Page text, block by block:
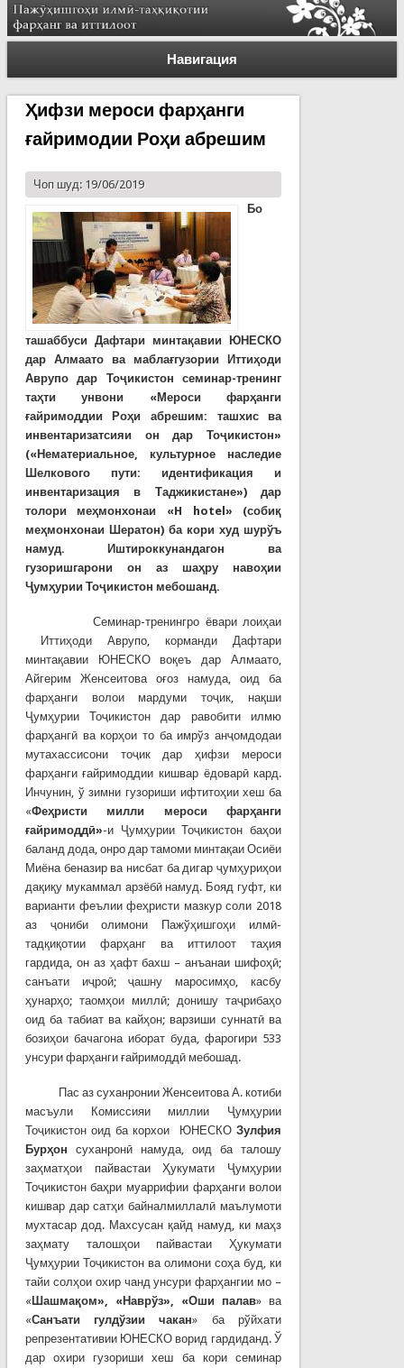
Навигация
Ҳифзи мероси фарҳанги
ғайримодии Роҳи абрешим
Чоп шуд: 19/06/2019
Бо
ташаббуси Дафтари минтақавии ЮНЕСКО
дар Алмаато ва маблағгузории Иттиҳоди
Аврупо дар Тоҷикистон семинар-тренинг
таҳти унвони «Мероси фарҳанги
ғайримоддии Роҳи абрешим: ташхис ва
инвентаризатсияи он дар Тоҷикистон»
(«Нематериальное, культурное наследие
Шелкового пути: идентификация и
инвентаризация в Таджикистане») дар
толори меҳмонхонаи «H hotel» (собиқ
меҳмонхонаи Шератон) ба кори худ шурўъ
намуд. Иштироккунандагон ва
гузоришгарони он аз шаҳру навоҳии
Ҷумҳурии Тоҷикистон мебошанд.
Семинар-тренингро ёвари лоиҳаи
Иттиҳоди Аврупо, корманди Дафтари
минтақавии ЮНЕСКО воқеъ дар Алмаато,
Айгерим Женсеитова оғоз намуда, оид ба
фарҳанги волои мардуми тоҷик, нақши
Ҷумҳурии Тоҷикистон дар равобити илмю
фарҳангӣ ва корҳои то ба имрўз анҷомдодаи
мутахассисони тоҷик дар ҳифзи мероси
фарҳанги ғайримоддии кишвар ёдоварӣ кард.
Инчунин, ў зимни гузориши ифтитоҳии хеш ба
«Феҳристи милли мероси фарҳанги
ғайримоддӣ»-и Ҷумҳурии Тоҷикистон баҳои
баланд дода, онро дар тамоми минтақаи Осиёи
Миёна беназир ва нисбат ба дигар ҷумҳуриҳои
дақиқу мукаммал арзёбӣ намуд. Бояд гуфт, ки
варианти феълии феҳристи мазкур соли 2018
аз ҷониби олимони Пажўҳишгоҳи илмӣ-
тадқиқотии фарҳанг ва иттилоот таҳия
гардида, он аз ҳафт бахш – анъанаи шифоҳӣ;
санъати иҷроӣ; ҷашну маросимҳо, касбу
ҳунарҳо; таомҳои миллӣ; донишу таҷрибаҳо
оид ба табиат ва кайҳон; варзиши суннатӣ ва
бозиҳои бачагона иборат буда, фарогири 533
унсури фарҳанги ғайримоддӣ мебошад.
Пас аз суханронии Женсеитова А. котиби
масъули Комиссияи миллии Ҷумҳурии
Тоҷикистон оид ба корхои ЮНЕСКОЗулфия
Бурҳон суханронӣ намуда, оид ба талошу
заҳматҳои пайвастаи Ҳукумати Ҷумҳурии
Тоҷикистон баҳри муаррифии фарҳанги волои
кишвар дар сатҳи байналмиллалӣ маълумоти
мухтасар дод. Махсусан қайд намуд, ки маҳз
заҳмату талошҳои пайвастаи Ҳукумати
Ҷумҳурии Тоҷикистон ва олимони соҳа буд, ки
тайи солҳои охир чанд унсури фарҳангии мо –
«Шашмақом», «Наврўз», «Оши палав» ва
«Санъати гулдўзии чакан» ба рўйхати
репрезентативии ЮНЕСКО ворид гардиданд. Ў
дар охири гузориши хеш ба кори семинар